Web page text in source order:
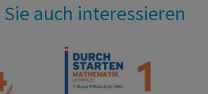
auch interessieren